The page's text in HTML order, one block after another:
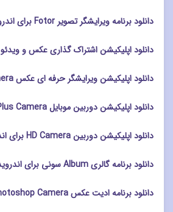
دانلود برنامه ویرایشگر تصویر Fotor برای اندروید
دانلود اپلیکیشن اشتراک گذاری عکس و ویدئو Flickr برای اندروید
دانلود اپلیکیشن ویرایشگر حرفه ای عکس PIP Camera برای اندروید
دانلود اپلیکیشن دوربین موبایل OnePlus Camera برای اندروید
دانلود اپلیکیشن دوربین HD Camera برای اندروید
دانلود برنامه گالری Album سونی برای اندروید
دانلود برنامه ادیت عکس Photoshop Camera برای اندروید